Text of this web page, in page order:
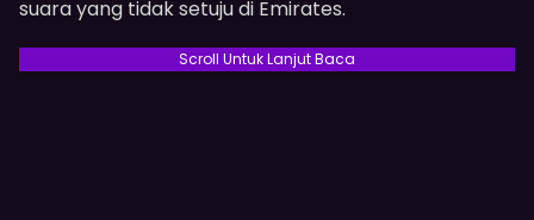
suara yang tidak setuju di Emirates.
Scroll Untuk Lanjut Baca